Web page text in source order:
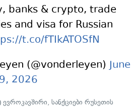
banks & crypto, trade
and visa for Russian
t.co/fTIkATOSfN
(@vonderleyen) June
9, 2026
ევროკავშირი, სანქციები რუსეთის